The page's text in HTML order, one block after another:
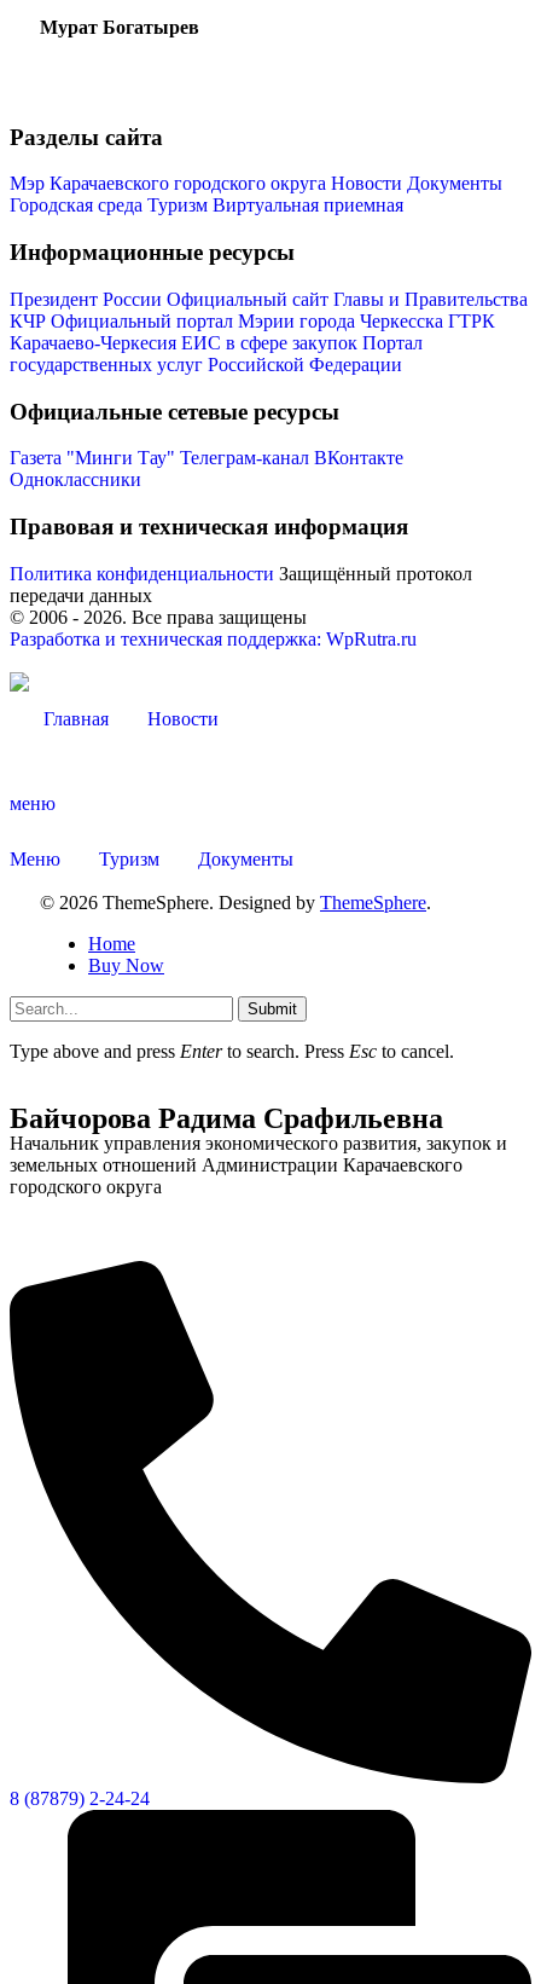
Мурат Богатырев
Разделы сайта
Мэр Карачаевского городского округа Новости Документы
Городская среда Туризм Виртуальная приемная
Информационные ресурсы
Президент России Официальный сайт Главы и Правительства
КЧР Официальный портал Мэрии города Черкесска ГТРК
Карачаево-Черкесия ЕИС в сфере закупок Портал
государственных услуг Российской Федерации
Официальные сетевые ресурсы
Газета "Минги Тау" Телеграм-канал ВКонтакте
Одноклассники
Правовая и техническая информация
Политика конфиденциальности Защищённый протокол
передачи данных
© 2006 - 2026. Все права защищены
Разработка и техническая поддержка: WpRutra.ru
Главная Новости
меню
Меню Туризм Документы
© 2026 ThemeSphere. Designed by ThemeSphere.
Home
Buy Now
Submit
Type above and press Enterto search. Press Esc to cancel.
Байчорова Радима Срафильевна
Начальник управления экономического развития, закупок и
земельных отношений Администрации Карачаевского
городского округа
8 (87879) 2-24-24